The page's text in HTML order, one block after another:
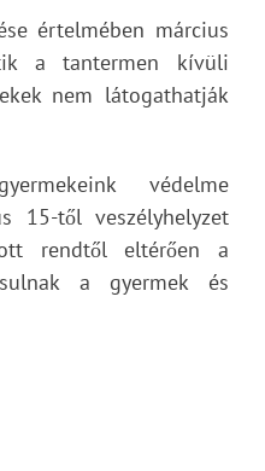
értelmében március
a tantermen kívüli
nem látogathatják
védelme
15-től veszélyhelyzet
rendtől eltérően a
a gyermek és